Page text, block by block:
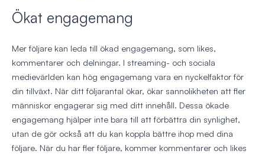
Ökat engagemang
Mer följare kan leda till ökad engagemang, som likes,
kommentarer och delningar. I streaming- och sociala
medievärlden kan hög engagemang vara en nyckelfaktor för
din tillväxt. När ditt följarantal ökar, ökar sannolikheten att fler
människor engagerar sig med ditt innehåll. Dessa ökade
engagemang hjälper inte bara till att förbättra din synlighet,
utan de gör också att du kan koppla bättre ihop med dina
följare. När du har fler följare, kommer kommentarer och likes